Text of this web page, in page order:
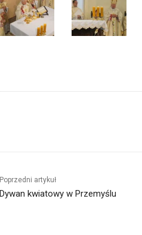
Poprzedni artykuł
Dywan kwiatowy w Przemyślu